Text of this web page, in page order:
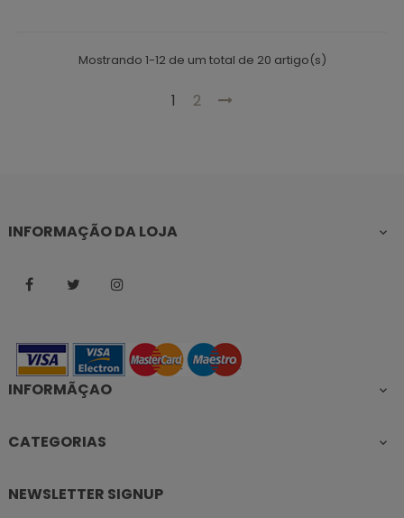
Mostrando 1-12 de um total de 20 artigo(s)
1 2
INFORMAÇÃO DA LOJA 
FacebookTwitter
INFORMÃÇAO 
CATEGORIAS 
NEWSLETTER SIGNUP